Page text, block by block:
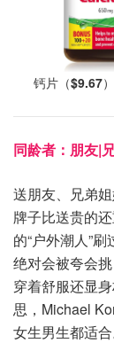
钙片（$9.67）
同龄者：朋友|
送朋友、兄弟
牌子比送贵的
的“户外潮人”
绝对会被夸会
穿着舒服还显
思，Michael
女生男生都适